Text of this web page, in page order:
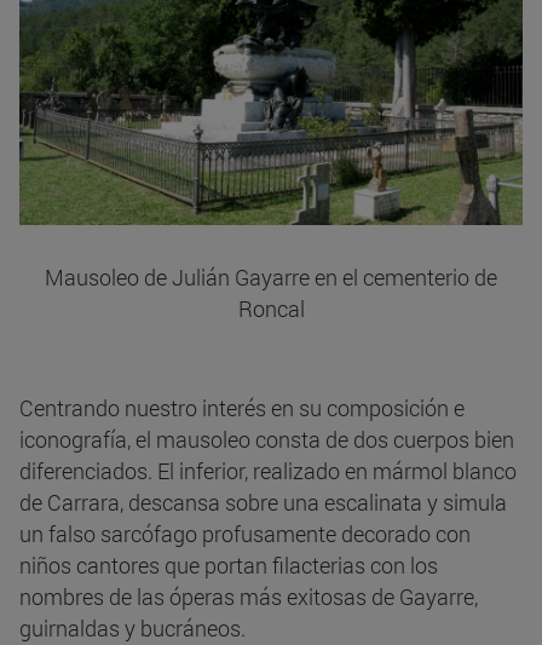
Mausoleo de Julián Gayarre en el cementerio de
Roncal
Centrando nuestro interés en su composición e
iconografía, el mausoleo consta de dos cuerpos bien
diferenciados. El inferior, realizado en mármol blanco
de Carrara, descansa sobre una escalinata y simula
un falso sarcófago profusamente decorado con
niños cantores que portan filacterias con los
nombres de las óperas más exitosas de Gayarre,
guirnaldas y bucráneos.